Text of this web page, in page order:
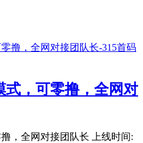
式，可零撸，全网对
，全网对接团队长 上线时间: